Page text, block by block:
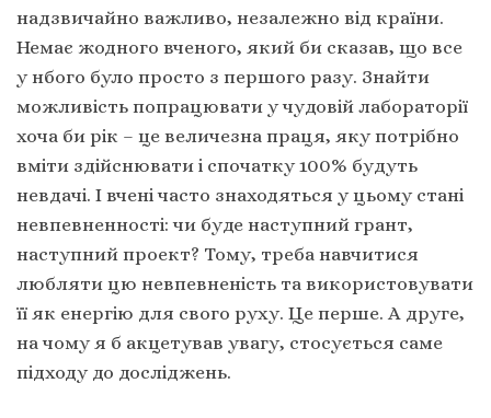
надзвичайно важливо, незалежно від країни.
Немає жодного вченого, який би сказав, що все
у нбого було просто з першого разу. Знайти
можливість попрацювати у чудовій лабораторії
хоча би рік – це величезна праця, яку потрібно
вміти здійснювати і спочатку 100% будуть
невдачі. І вчені часто знаходяться у цьому стані
невпевненності: чи буде наступний грант,
наступний проект? Тому, треба навчитися
любляти цю невпевненість та використовувати
її як енергію для свого руху. Це перше. А друге,
на чому я б акцетував увагу, стосується саме
підходу до досліджень.